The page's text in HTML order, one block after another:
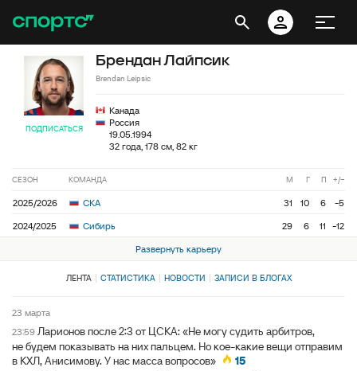
ПОДПИСАТЬСЯ
Брендан Лайпсик
Brendan Leipsic
Канада
Россия
19.05.1994
32 года, 178 см, 82 кг
СЕЗОН КОМАНДА М Г П +/−
2025/2026 СКА 31 10 6
-5
2024/2025
Сибирь 29 6 11 -12
Развернуть карьеру
ЛЕНТА СТАТИСТИКА НОВОСТИ ЗАПИСИ В БЛОГАХ
23 марта
23:59 Ларионов после 2:3 от ЦСКА: «Не могу судить арбитров,
не будем показывать на них пальцем. Но кое-какие вещи отправим
в КХЛ, Анисимову. У нас масса вопросов»
15